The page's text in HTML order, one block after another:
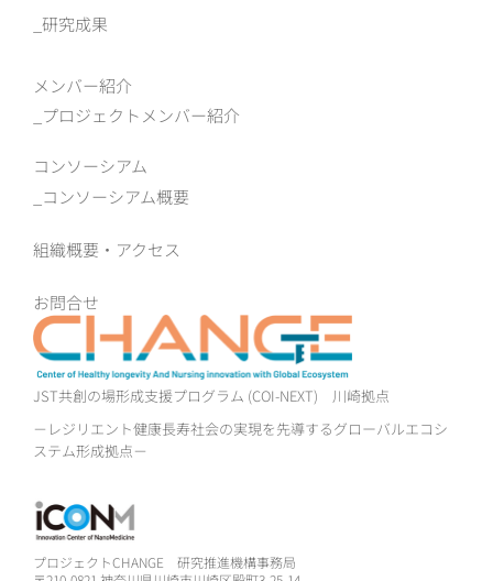
JST共創の場形成支援プログラム (COI-NEXT) 川崎拠点
－レジリエント健康長寿社会の実現を先導するグローバルエコシ
ステム形成拠点－
研究成果
メンバー紹介
プロジェクトメンバー紹介
コンソーシアム
コンソーシアム概要
組織概要‧アクセス
お問合せ
プロジェクトCHANGE 研究推進機構事務局